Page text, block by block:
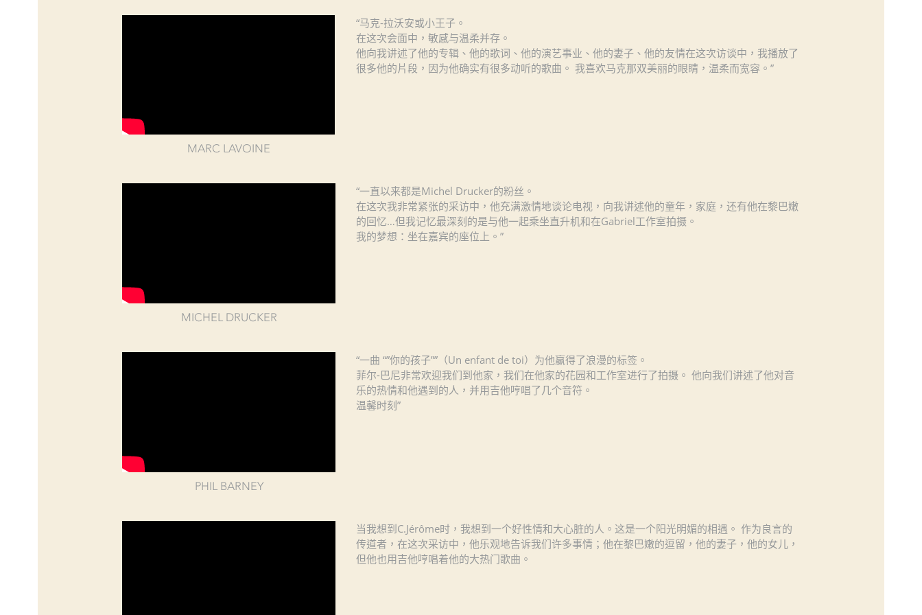
MARC LAVOINE
“马克-拉沃安或小王子。
在这次会面中，敏感与温柔并存。
他向我讲述了他的专辑、他的歌词、他的演艺事业、他的妻子、他的友情在这次访谈中，我播放了
很多他的片段，因为他确实有很多动听的歌曲。 我喜欢马克那双美丽的眼睛，温柔而宽容。”
MICHEL DRUCKER
“一直以来都是Michel Drucker的粉丝。
在这次我非常紧张的采访中，他充满激情地谈论电视，向我讲述他的童年，家庭，还有他在黎巴嫩
的回忆…但我记忆最深刻的是与他一起乘坐直升机和在Gabriel工作室拍摄。
我的梦想：坐在嘉宾的座位上。”
PHIL BARNEY
“一曲 “”你的孩子””（Un enfant de toi）为他赢得了浪漫的标签。
菲尔-巴尼非常欢迎我们到他家，我们在他家的花园和工作室进行了拍摄。 他向我们讲述了他对音
乐的热情和他遇到的人，并用吉他哼唱了几个音符。
温馨时刻”
当我想到C.Jérôme时，我想到一个好性情和大心脏的人。这是一个阳光明媚的相遇。 作为良言的
传道者，在这次采访中，他乐观地告诉我们许多事情；他在黎巴嫩的逗留，他的妻子，他的女儿，
但他也用吉他哼唱着他的大热门歌曲。